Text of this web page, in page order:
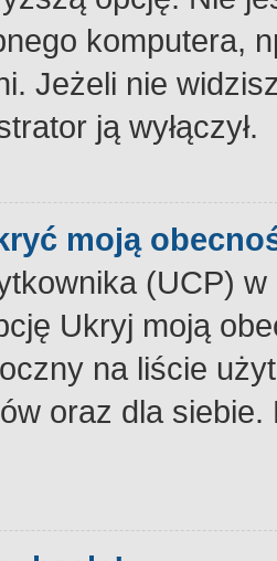
komputera,
Jeżeli nie
ją wyłączył.
moją
(UCP) w
Ukryj moją
na liście
oraz dla